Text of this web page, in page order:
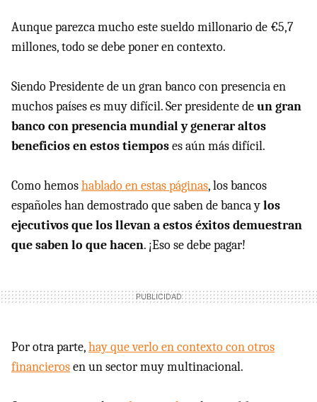
Aunque parezca mucho este sueldo millonario de €5,7
millones, todo se debe poner en contexto.
Siendo Presidente de un gran banco con presencia en
muchos países es muy difícil. Ser presidente deun gran
banco con presencia mundial y generar altos
beneficios en estos tiemposes aún más difícil.
Como hemoshablado en estas páginas, los bancos
españoles han demostrado que saben de banca ylos
ejecutivos que los llevan a estos éxitos demuestran
que saben lo que hacen. ¡Eso se debe pagar!
Por otra parte,hay que verlo en contexto con otros
financierosen un sector muy multinacional.